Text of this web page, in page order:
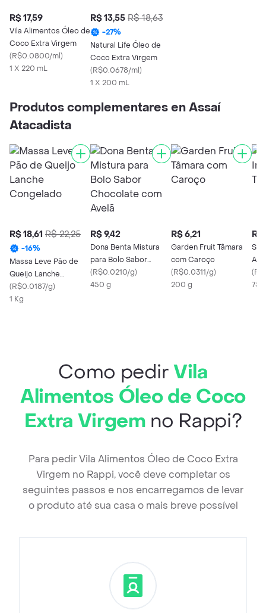
R$ 17,59
Vila Alimentos Óleo de
Coco Extra Virgem
(R$0.0800/ml)
1 X 220 mL
R$ 13,55 R$ 18,63
-27%
Natural Life Óleo de
Coco Extra Virgem
(R$0.0678/ml)
1 X 200 mL
Produtos complementares en Assaí
Atacadista
R$ 18,61 R$ 22,25
-16%
Massa Leve Pão de
Queijo Lanche
Congelado
(R$0.0187/g)
1 Kg
R$ 9,42
Dona Benta Mistura
para Bolo Sabor
Chocolate com Avelã
(R$0.0210/g)
450 g
R$ 6,21
Garden Fruit Tâmara
com Caroço
(R$0.0311/g)
200 g
R$
(
Como pedirVila
Alimentos Óleo de Coco
Extra Virgem no Rappi?
Para pedir Vila Alimentos Óleo de Coco Extra
Virgem no Rappi, você deve completar os
seguintes passos e nos encarregamos de levar
o produto até sua casa o mais breve possível